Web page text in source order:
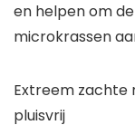
en helpen om
microkrassen
Extreem zachte
pluisvrij